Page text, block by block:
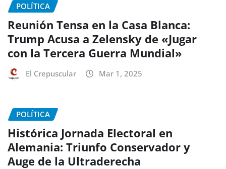
POLÍTICA
Reunión Tensa en la Casa Blanca:
Trump Acusa a Zelensky de «Jugar
con la Tercera Guerra Mundial»
El Crepuscular Mar 1, 2025
POLÍTICA
Histórica Jornada Electoral en
Alemania: Triunfo Conservador y
Auge de la Ultraderecha